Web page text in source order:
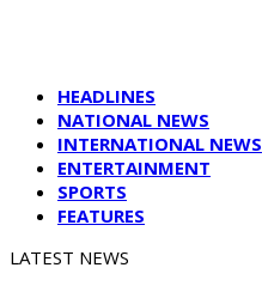
HEADLINES
NATIONAL NEWS
INTERNATIONAL NEWS
ENTERTAINMENT
SPORTS
FEATURES
LATEST NEWS